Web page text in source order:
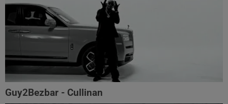
Guy2Bezbar - Cullinan